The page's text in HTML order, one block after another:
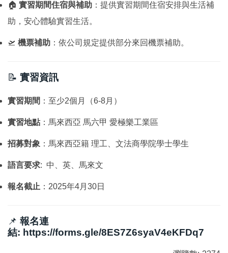
🏠 實習期間住宿與補助 ：提供實習期間住宿安排與生活補
助，安心體驗實習生活。
🛫 機票補助 ：依公司規定提供部分來回機票補助。
📝 實習資訊
實習期間 ：至少2個月（6-8月）
實習地點 ：馬來西亞 馬六甲 愛極樂工業區
招募對象 ：馬來西亞籍 理工、文法商學院學士學生
語言要求: 中、英、馬來文
報名截止 ：2025年4月30日
📌 報名連
結: https://forms.gle/8ES7Z6syaV4eKFDq7